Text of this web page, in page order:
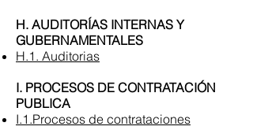
H. AUDITORÍAS INTERNAS Y
GUBERNAMENTALES
H.1. Auditorias
I. PROCESOS DE CONTRATACIÓN
PUBLICA
I.1.Procesos de contrataciones